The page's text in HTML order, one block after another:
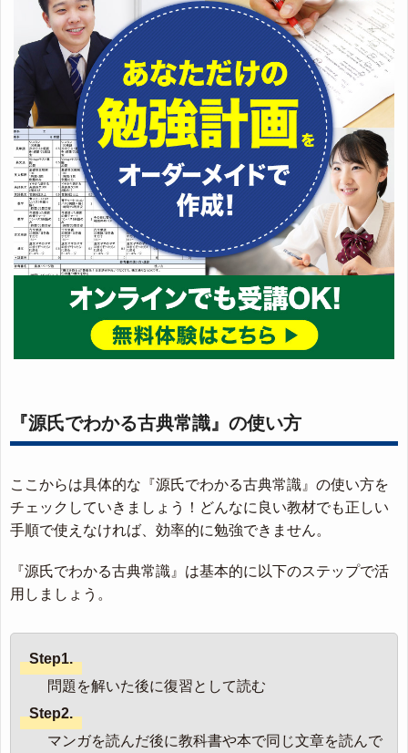
『源氏でわかる古典常識』の使い方
ここからは具体的な『源氏でわかる古典常識』の使い方を
チェックしていきましょう！どんなに良い教材でも正しい
手順で使えなければ、効率的に勉強できません。
『源氏でわかる古典常識』は基本的に以下のステップで活
用しましょう。
Step1.
問題を解いた後に復習として読む
Step2.
マンガを読んだ後に教科書や本で同じ文章を読んで